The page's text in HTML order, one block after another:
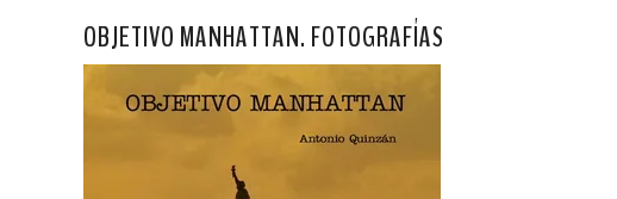
OBJETIVO MANHATTAN. FOTOGRAFÍAS